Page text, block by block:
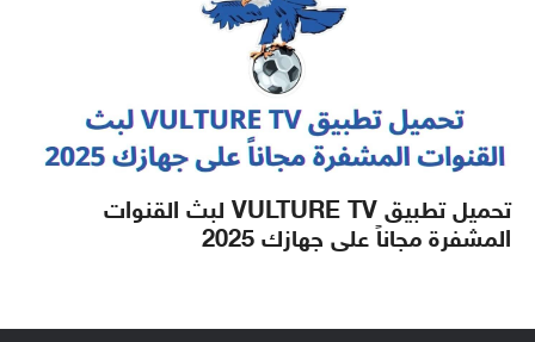
تحميل تطبيق VULTURE TV لبث القنوات
المشفرة مجاناً على جهازك 2025